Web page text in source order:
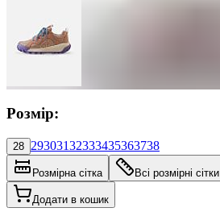
Розмір:
28 29303132333435363738
Розмірна сітка Всі розмірні сітки
Додати в кошик